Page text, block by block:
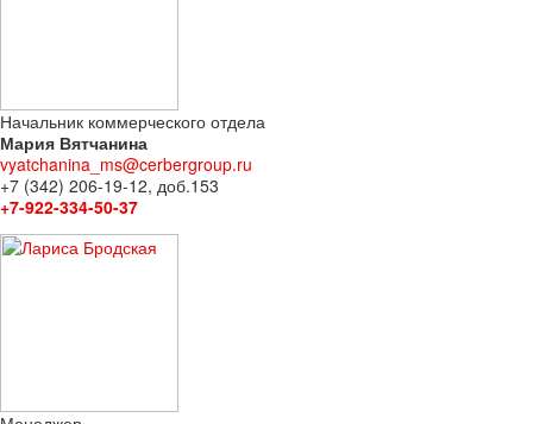
Начальник коммерческого отдела
Мария Вятчанина
vyatchanina_ms@cerbergroup.ru
+7 (342) 206-19-12, доб.153
+7-922-334-50-37